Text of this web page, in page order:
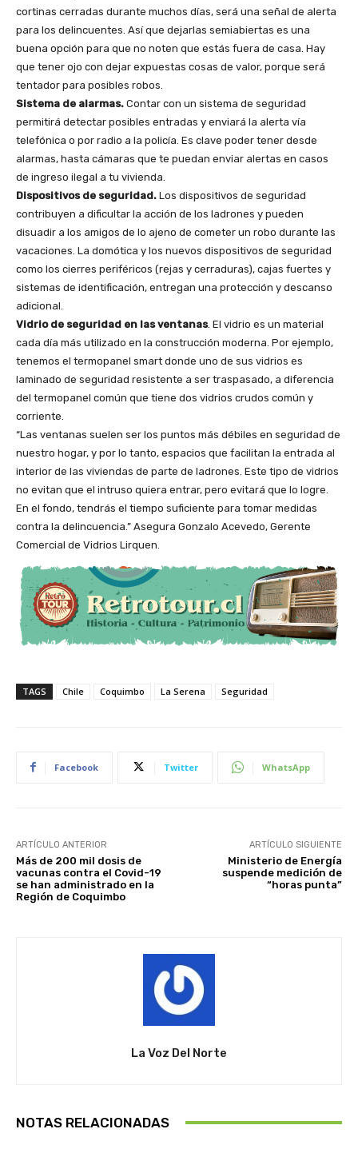
cortinas cerradas durante muchos días, será una señal de alerta
para los delincuentes. Así que dejarlas semiabiertas es una
buena opción para que no noten que estás fuera de casa. Hay
que tener ojo con dejar expuestas cosas de valor, porque será
tentador para posibles robos.
Sistema de alarmas. Contar con un sistema de seguridad
permitirá detectar posibles entradas y enviará la alerta vía
telefónica o por radio a la policía. Es clave poder tener desde
alarmas, hasta cámaras que te puedan enviar alertas en casos
de ingreso ilegal a tu vivienda.
Dispositivos de seguridad. Los dispositivos de seguridad
contribuyen a dificultar la acción de los ladrones y pueden
disuadir a los amigos de lo ajeno de cometer un robo durante las
vacaciones. La domótica y los nuevos dispositivos de seguridad
como los cierres periféricos (rejas y cerraduras), cajas fuertes y
sistemas de identificación, entregan una protección y descanso
adicional.
Vidrio de seguridad en las ventanas. El vidrio es un material
cada día más utilizado en la construcción moderna. Por ejemplo,
tenemos el termopanel smart donde uno de sus vidrios es
laminado de seguridad resistente a ser traspasado, a diferencia
del termopanel común que tiene dos vidrios crudos común y
corriente.
“Las ventanas suelen ser los puntos más débiles en seguridad de
nuestro hogar, y por lo tanto, espacios que facilitan la entrada al
interior de las viviendas de parte de ladrones. Este tipo de vidrios
no evitan que el intruso quiera entrar, pero evitará que lo logre.
En el fondo, tendrás el tiempo suficiente para tomar medidas
contra la delincuencia.” Asegura Gonzalo Acevedo, Gerente
Comercial de Vidrios Lirquen.
TAGS Chile Coquimbo La Serena Seguridad
Facebook Twitter WhatsApp
ARTÍCULO ANTERIOR
Más de 200 mil dosis de
vacunas contra el Covid-19
se han administrado en la
Región de Coquimbo
ARTÍCULO SIGUIENTE
Ministerio de Energía
suspende medición de
“horas punta”
La Voz Del Norte
NOTAS RELACIONADAS